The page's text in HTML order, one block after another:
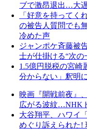
ブで激昂退出…大
「好意を持って
の被告人質問でも
冷めた声
ジャンポケ斉藤被
士が仕掛ける“次の
1.5億円脱税の宮崎
分からない」釈明
映画『開戦前夜』
広がる波紋…NHK
大谷翔平、ハワイ
めぐり訴えられた!